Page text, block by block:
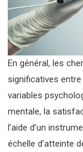
En général, les
significatives
variables
mentale, la
l’aide d’un
échelle d’atteinte